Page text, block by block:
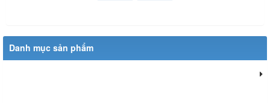
Danh mục sản phẩm